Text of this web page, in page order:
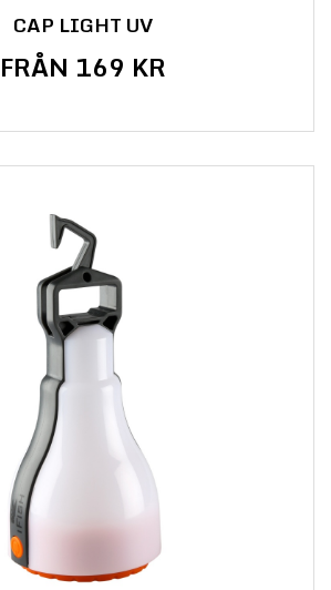
CAP LIGHT UV
FRÅN 169 KR